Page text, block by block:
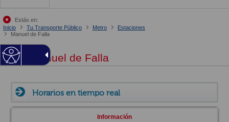
Estás en:
Inicio
Tu Transporte Público Metro
Estaciones
Manuel de Falla
Manuel de Falla
Horarios en tiempo real
Información